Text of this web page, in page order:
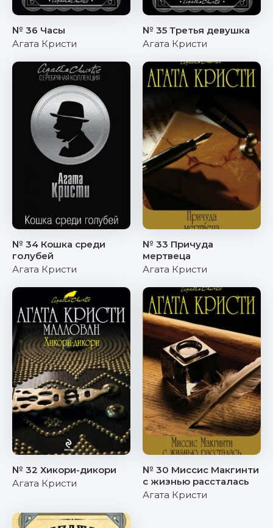
№ 36 Часы
Агата Кристи
№ 35 Третья девушка
Агата Кристи
№ 34 Кошка среди
голубей
Агата Кристи
№ 33 Причуда
мертвеца
Агата Кристи
№ 32 Хикори-дикори
Агата Кристи
№ 30 Миссис Макгинти
с жизнью рассталась
Агата Кристи